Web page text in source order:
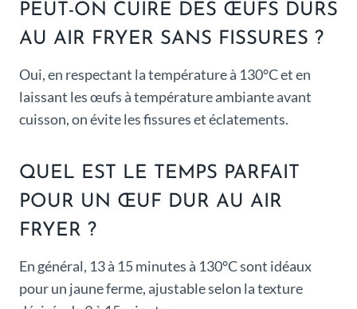
PEUT-ON CUIRE DES ŒUFS DURS
AU AIR FRYER SANS FISSURES ?
Oui, en respectant la température à 130°C et en
laissant les œufs à température ambiante avant
cuisson, on évite les fissures et éclatements.
QUEL EST LE TEMPS PARFAIT
POUR UN ŒUF DUR AU AIR
FRYER ?
En général, 13 à 15 minutes à 130°C sont idéaux
pour un jaune ferme, ajustable selon la texture